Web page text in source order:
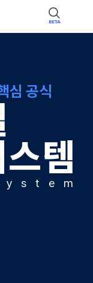
BETA
심 공식
템
yst e m